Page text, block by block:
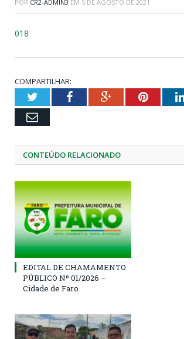
POR CR2-ADMIN3 EM 5 DE AGOSTO DE 2021
018
COMPARTILHAR:
TwitterFacebookGoogle+
Email
CONTEÚDO RELACIONADO
EDITAL DE CHAMAMENTO
PÚBLICO Nº 01/2026 –
Cidade de Faro